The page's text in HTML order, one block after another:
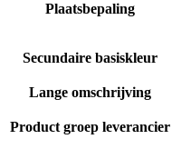
Plaatsbepaling
Secundaire basiskleur
Lange omschrijving
Product groep leverancier